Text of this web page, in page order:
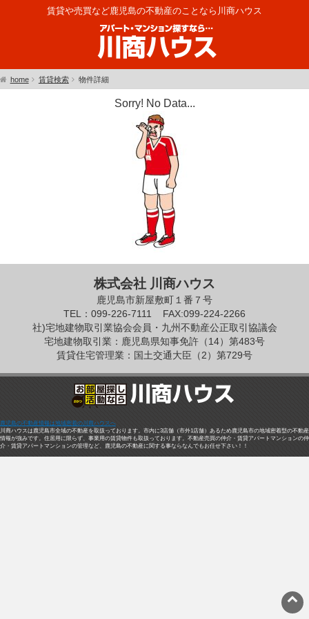
賃貸や売買など鹿児島の不動産のことなら川商ハウス
home 賃貸検索 物件詳細
Sorry! No Data...
株式会社 川商ハウス
鹿児島市新屋敷町１番７号
TEL：099-226-7111
FAX:099-224-2266
社)宅地建物取引業協会会員・九州不動産公正取引協議会
宅地建物取引業：鹿児島県知事免許（14）第483号
賃貸住宅管理業：国土交通大臣（2）第729号
鹿児島の不動産情報は地域密着の川商ハウスへ
川商ハウスは鹿児島市全域の不動産を取扱っております。市内に3店舗（市外1店舗）あるため鹿児島市の地域密着型の不動産
情報が強みです。住居用に限らず、事業用の賃貸物件も取扱っております。不動産売買の仲介・賃貸アパートマンションの仲
介・賃貸アパートマンションの管理など、鹿児島の不動産に関する事ならなんでもお任せ下さい！！